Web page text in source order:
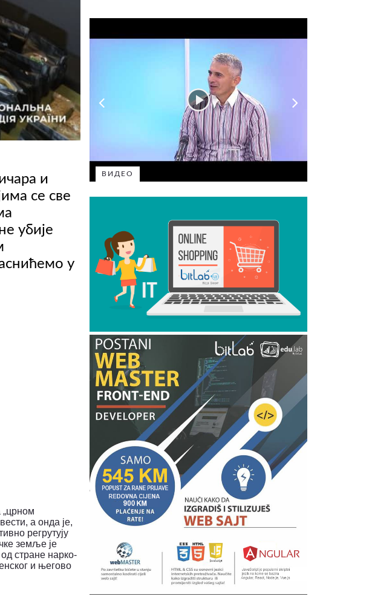
и
се све
убије
у
„црном
а онда је,
регрутују
земље је
стране нарко-
и његово
ВИДЕО